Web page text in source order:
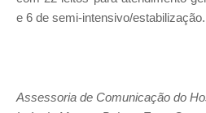
e 6 de semi-intensivo/estabilização.
Assessoria de Comunicação do